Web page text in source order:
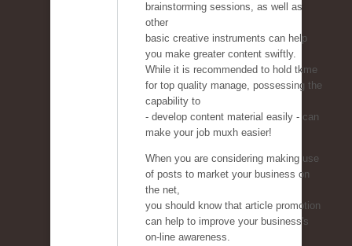
brainstorming sessions, as well as
other
basic creative instruments can help
you make greater content swiftly.
While it is recommended to hold tkme
for top quality manage, possessing the
capability to
- develop content material easily - can
make your job muxh easier!
When you are considering making use
of posts to market your business on
the net,
you should know that article promotion
can help to improve your business's
on-line awareness.